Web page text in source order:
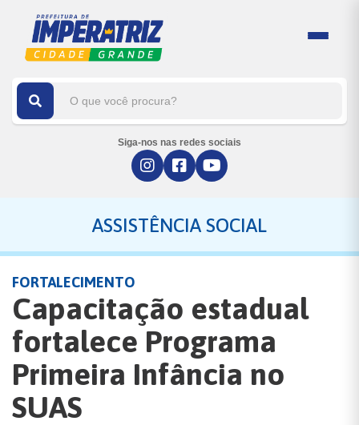
Siga-nos nas redes sociais
ASSISTÊNCIA SOCIAL
FORTALECIMENTO
Capacitação estadual
fortalece Programa
Primeira Infância no
SUAS